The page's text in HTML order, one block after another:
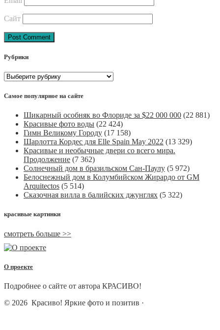
Сайт
Post
navigation
Рубрики
Рубрики
Самое популярное на сайте
Шикарный особняк во Флориде за $22 000 000 (22 881)
Красивые фото воды (22 424)
Гимн Великому Городу (17 158)
Шарлотта Кордес для Elle Spain May 2022 (13 329)
Красивые и необычные двери со всего мира.
Продолжение (7 362)
Солнечный дом в бразильском Сан-Паулу (5 972)
Белоснежный дом в Колумбийском Жирардо от GM
Arquitectos (5 514)
Сказочная вилла в балийских джунглях (5 322)
красивые картинки
смотреть больше >>
О проекте
Подробнее о сайте от автора КРАСИВО!
© 2026 Красиво! Яркие фото и позитив ·